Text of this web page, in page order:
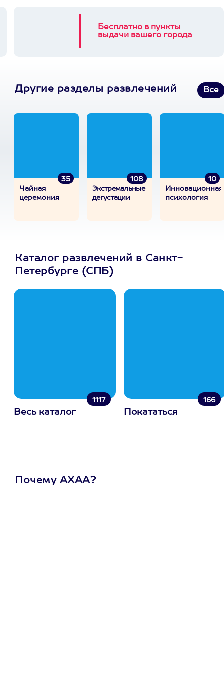
Бесплатно в пункты
выдачи вашего города
Другие разделы развлечений Все
35
Чайная
церемония
108
Экстремальные
дегустации
10
Инновационная
психология
Каталог развлечений в Санкт-
Петербурге (СПБ)
1117
Весь каталог
166
Покататься
Почему АХАА?